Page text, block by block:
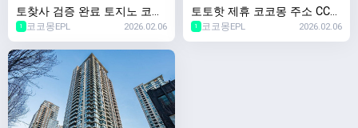
토찾사 검증 완료 토지노 코코
몽 CCM-7.COM 가입코드 EPL
신규첫충 40% 블랙가능
1 코코몽EPL 2026.02.06
토토핫 제휴 코코몽 주소 CCM
-7.COM 코드 EPL 무한입플 무
기명 블랙 가입 OK
1 코코몽EPL 2026.02.06